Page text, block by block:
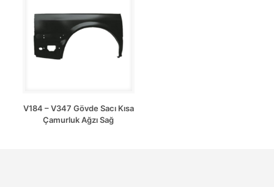
V184 – V347 Gövde Sacı Kısa
Çamurluk Ağzı Sağ